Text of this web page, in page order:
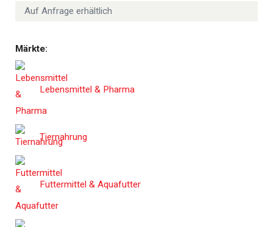
Auf Anfrage erhältlich
Märkte:
Lebensmittel & Pharma
Tiernahrung
Futtermittel & Aquafutter